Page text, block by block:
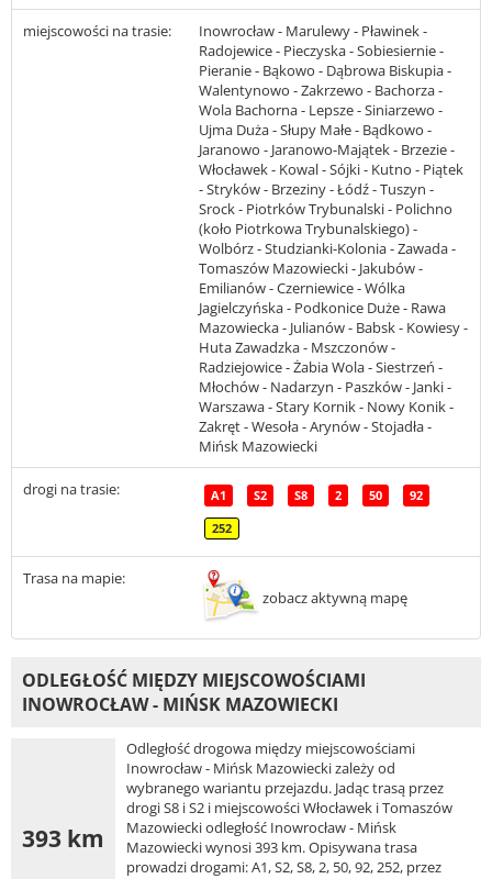
miejscowości na trasie:
Inowrocław - Marulewy - Pławinek -
Radojewice - Pieczyska - Sobiesiernie -
Pieranie - Bąkowo - Dąbrowa Biskupia -
Walentynowo - Zakrzewo - Bachorza -
Wola Bachorna - Lepsze - Siniarzewo -
Ujma Duża - Słupy Małe - Bądkowo -
Jaranowo - Jaranowo-Majątek - Brzezie -
Włocławek - Kowal - Sójki - Kutno - Piątek
- Stryków - Brzeziny - Łódź - Tuszyn -
Srock - Piotrków Trybunalski - Polichno
(koło Piotrkowa Trybunalskiego) -
Wolbórz - Studzianki-Kolonia - Zawada -
Tomaszów Mazowiecki - Jakubów -
Emilianów - Czerniewice - Wólka
Jagielczyńska - Podkonice Duże - Rawa
Mazowiecka - Julianów - Babsk - Kowiesy -
Huta Zawadzka - Mszczonów -
Radziejowice - Żabia Wola - Siestrzeń -
Młochów - Nadarzyn - Paszków - Janki -
Warszawa - Stary Kornik - Nowy Konik -
Zakręt - Wesoła - Arynów - Stojadła -
Mińsk Mazowiecki
drogi na trasie: A1 S2 S8 2 50 92
252
Trasa na mapie:
zobacz aktywną mapę
ODLEGŁOŚĆ MIĘDZY MIEJSCOWOŚCIAMI
INOWROCŁAW - MIŃSK MAZOWIECKI
393 km
Odległość drogowa między miejscowościami
Inowrocław - Mińsk Mazowiecki zależy od
wybranego wariantu przejazdu. Jadąc trasą przez
drogi S8 i S2 i miejscowości Włocławek i Tomaszów
Mazowiecki odległość Inowrocław - Mińsk
Mazowiecki wynosi 393 km. Opisywana trasa
prowadzi drogami: A1, S2, S8, 2, 50, 92, 252, przez